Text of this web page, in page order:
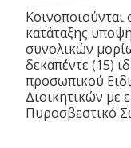
Κοινοποιούνται
κατάταξης
συνολικών
δεκαπέντε (15)
προσωπικού
Διοικητικών με
Πυροσβεστικό